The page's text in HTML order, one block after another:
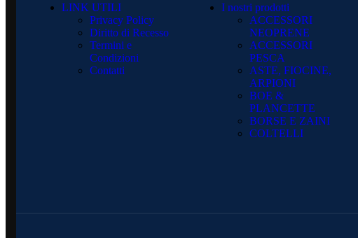
LINK UTILI
Privacy Policy
Diritto di Recesso
Termini e
Condizioni
Contatti
I nostri prodotti
ACCESSORI
NEOPRENE
ACCESSORI
PESCA
ASTE, FIOCINE,
ARPIONI
BOE &
PLANCETTE
BORSE E ZAINI
COLTELLI